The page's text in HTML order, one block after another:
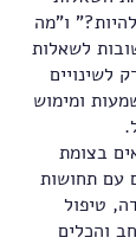
ו"מה
לשאלות
לשינויים
ומימוש
בצומת
עם תחושות
טיפול
והכלים